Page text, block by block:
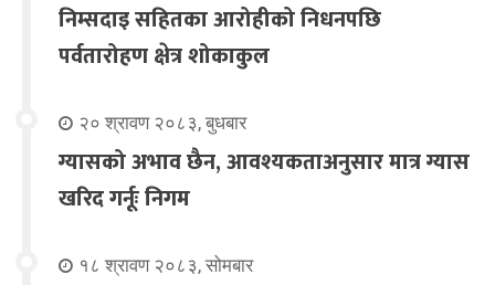
निम्सदाइ सहितका आरोहीको निधनपछि
पर्वतारोहण क्षेत्र शोकाकुल
२० श्रावण २०८३, बुधबार
ग्यासको अभाव छैन, आवश्यकताअनुसार मात्र ग्यास
खरिद गर्नूः निगम
१८ श्रावण २०८३, सोमबार